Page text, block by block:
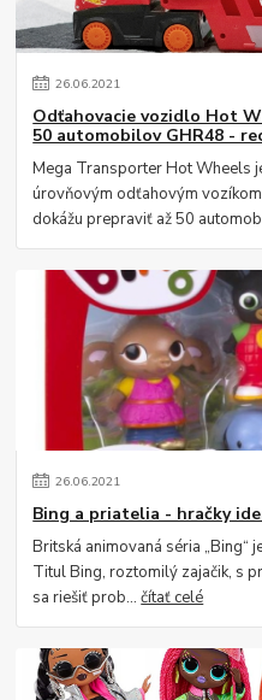
26.06.2021
Odťahovacie vozidlo Hot
50 automobilov GHR48 -
Mega Transporter Hot Wheels
úrovňovým odťahovým
dokážu prepraviť až 50
26.06.2021
Bing a priatelia - hračky
Britská animovaná séria „Bing“
Titul Bing, roztomilý zajačik, s
sa riešiť prob...čítať celé